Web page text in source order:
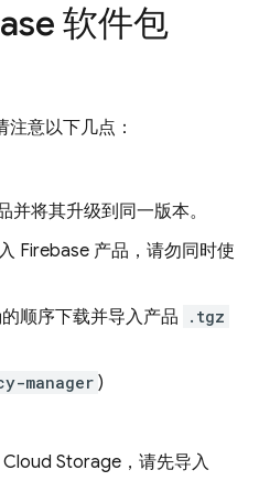
软件包
意以下几点：
将其升级到同一版本。
Firebase 产品，请勿同时使
顺序下载并导入产品 .tgz
manager )
Cloud Storage ，请先导入